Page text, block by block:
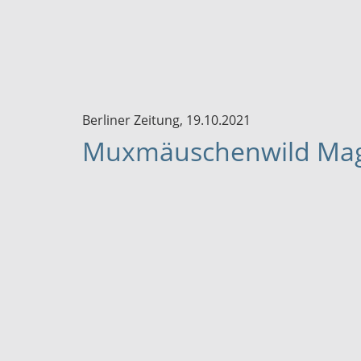
Berliner Zeitung, 19.10.2021
Muxmäuschenwild